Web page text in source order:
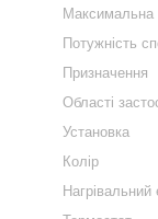
Потужність
Призначення
Області
Установка
Колір